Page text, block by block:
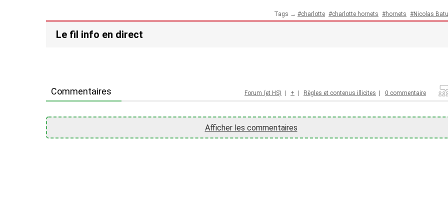
Tags → charlotte charlotte hornets hornets Nicolas
Le fil info en direct
Commentaires Forum (et HS) + Règles et contenus illicites 0 commentaire
Afficher les commentaires